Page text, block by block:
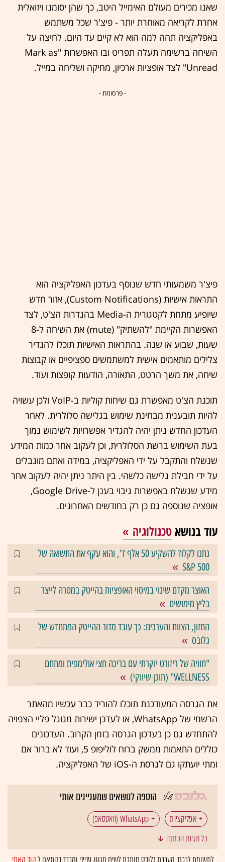
שאנו מכירים מעולם האימייל היטב, כך שהן יסומנו ויזואלית
אחרת לקריאה מאוחרת יותר - פיצ'ר שכל משתמש
באפליקציה תהה למה הוא לא קיים עד היום. לחיצה על
השיחה ברשימה תעלה תפריט ובו האפשרות "Mark as
Unread" לצד אופציות ארכיון, מחיקה ושליחה במייל.
- פרסומת -
פיצ'ר משמעותי חדש שנוסף בעדכון האפליקציה הוא
התראות אישיות (Custom Notifications), אזור חדש
שיופיע מתחת לקטגורית ה-Media בהגדרות הצ'ט, לצד
האפשרות הקיימת "להשתיק" (mute) את השיחה ל-8
שעות, שבוע או שנה. בהתראות האישיות תוכלו להגדיר
צלילים מותאמים אישית למשתמשים ספציפיים או קבוצות
שיחה, את משך הרטט, התאורה, הודעות קופצות ועוד.
תוכנת הצ'ט מאפשרת גם שיחות קוליות ב-VoIP ולכן עשויה
להיות תובענית מבחינת שימוש בגלישה סלולרית. לאחר
העדכון החדש ניתן יהיה להגדיר אפשרויות לשימוש נמוך
בעת השימוש ברשת הסלולרית, וכן לעקוב אחר כמות המידע
שנשלח והתקבל על ידי האפליקציה, במידה ואתם מוגבלים
על ידי חבילת גלישה כלשהי. בין היתר ניתן יהיה לעקוב אחר
מידע שנשלח באפשרות גיבוי בענן ל-Google Drive,
אופציה שנוספה גם כן רק בחודשים האחרונים.
עוד בנושא טכנולוגיה
נתנו לקלוד להשקיע 50 אלף ד', והוא עקף את התשואה של
S&P 500
האוצר מקדם שינוי במיסוי האופציות בהייטק במטרה לייצר
בליץ מימושים
החזון, הצוות והערכים: כך עובד מדור ההייטק המתחדש של
גלובס
"חוויה של ריזורט יוקרתי עם בריכה חצי אולימפית ומתחם
WELLNESS" (
תוכן שיווקי)
את הגרסה המעודכנת תוכלו להוריד כבר עכשיו מהאתר
הרשמי של WhatsApp, או לעדכן ישירות מגוגל פליי הצפויה
להתחדש גם כן בעדכון הגרסה בזמן הקרוב. העדכונים
כוללים התאמות ממשק ברוח לוליפופ 5, ועוד לא ברור אם
ומתי יועתקו גם לגרסת ה-iOS של האפליקציה.
הוספה לנושאים שמעניינים אותי
אפליקציות
WhatsApp (וואטסאפ)
כל תגיות הכתבה
לתשומת לבכם: מערכת גלובס חותרת לשיח מגוון, ענייני ומכבד בהתאם לקוד האתי